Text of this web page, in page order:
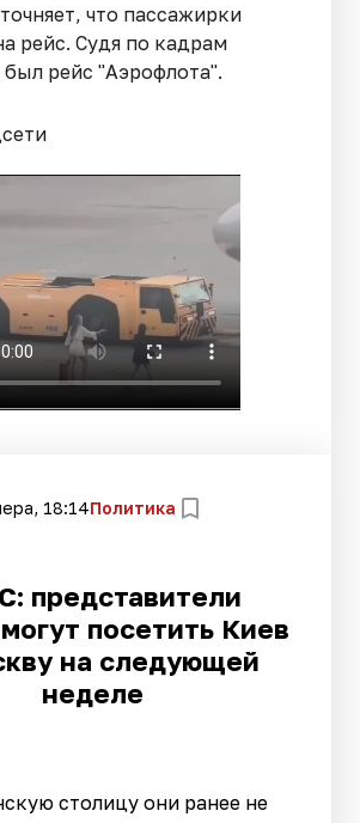
что пассажирки
рейс. Судя по кадрам
рейс "Аэрофлота".
18:14Политика
представители
посетить Киев
на следующей
неделе
столицу они ранее не